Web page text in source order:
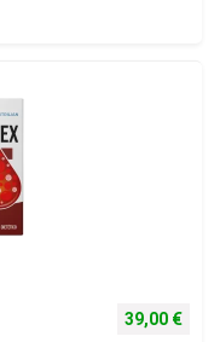
Izvorna
39,00 €